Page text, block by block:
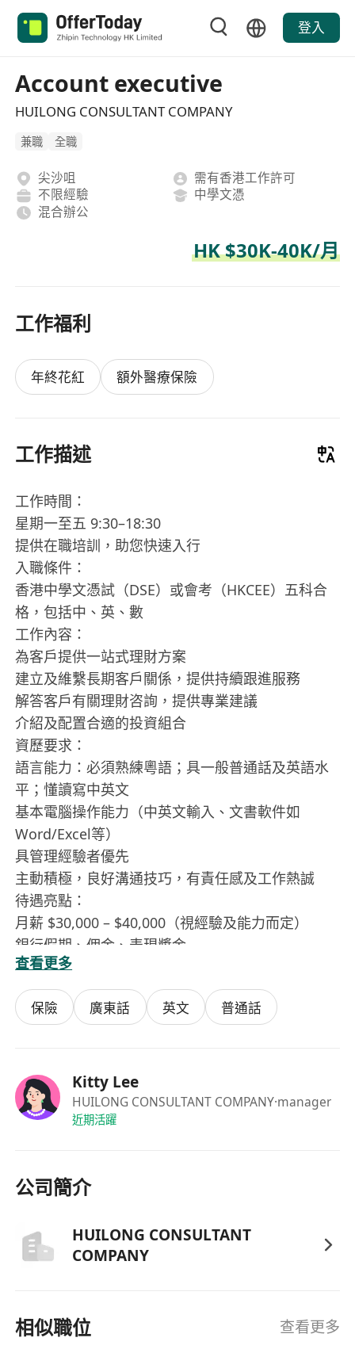
登入
Account executive
HUILONG CONSULTANT COMPANY
兼職 全職
尖沙咀
需有香港工作許可
不限經驗
中學文憑
混合辦公
HK $30K-40K/月
工作福利
年終花紅 額外醫療保險
工作描述
工作時間：
星期一至五 9:30–18:30
提供在職培訓，助您快速入行
入職條件：
香港中學文憑試（DSE）或會考（HKCEE）五科合
格，包括中、英、數
工作內容：
為客戶提供一站式理財方案
建立及維繫長期客戶關係，提供持續跟進服務
解答客戶有關理財咨詢，提供專業建議
介紹及配置合適的投資組合
資歷要求：
語言能力：必須熟練粵語；具一般普通話及英語水
平；懂讀寫中英文
基本電腦操作能力（中英文輸入、文書軟件如
Word/Excel等）
具管理經驗者優先
主動積極，良好溝通技巧，有責任感及工作熱誠
待遇亮點：
月薪 $30,000 – $40,000（視經驗及能力而定）
銀行假期、佣金、表現獎金
醫療福利、在職培訓、晉升機會
歡迎以下人士申請：
IANG（非本地畢業生留港/回港就業安排）
在學學生可考慮Partime
查看更多
保險 廣東話 英文 普通話
Kitty Lee
HUILONG CONSULTANT COMPANY·manager
近期活躍
公司簡介
HUILONG CONSULTANT
COMPANY
相似職位 查看更多